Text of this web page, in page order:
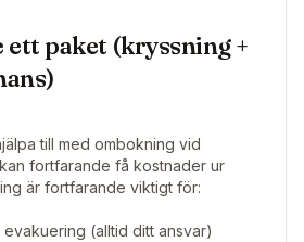
ett paket (kryssning +
till med ombokning vid
fortfarande få kostnader ur
är fortfarande viktigt för:
(alltid ditt ansvar)